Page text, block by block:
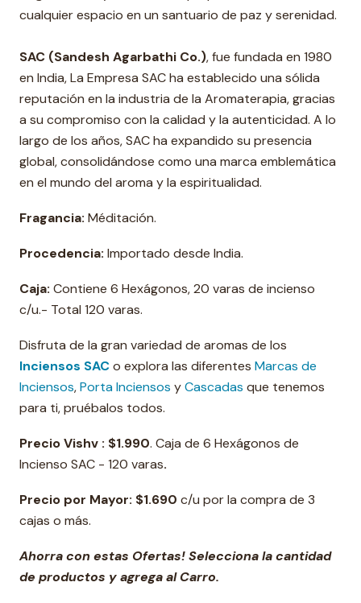
cualquier espacio en un santuario de paz y serenidad.
SAC (Sandesh Agarbathi Co.), fue fundada en 1980
en India, La Empresa SAC ha establecido una sólida
reputación en la industria de la Aromaterapia, gracias
a su compromiso con la calidad y la autenticidad. A lo
largo de los años, SAC ha expandido su presencia
global, consolidándose como una marca emblemática
en el mundo del aroma y la espiritualidad.
Fragancia: Méditación.
Procedencia: Importado desde India.
Caja: Contiene 6 Hexágonos, 20 varas de incienso
c/u.- Total 120 varas.
Disfruta de la gran variedad de aromas de los
Inciensos SACo explora las diferentes Marcas de
Inciensos,Porta Inciensos yCascadas que tenemos
para ti, pruébalos todos.
Precio Vishv : $1.990. Caja de 6 Hexágonos de
Incienso SAC - 120 varas.
Precio por Mayor: $1.690 c/u por la compra de 3
cajas o más.
Ahorra con estas Ofertas! Selecciona la cantidad
de productos y agrega al Carro.